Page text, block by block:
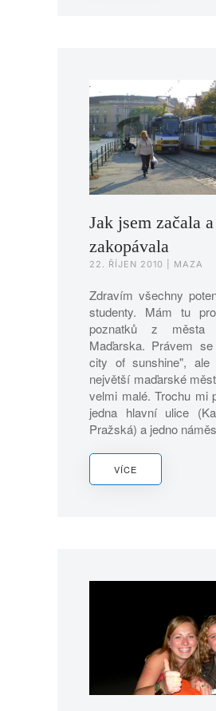
Jak jsem začala
zakopávala
22. ŘÍJEN 2010 | MAZA
Zdravím všechny
studenty. Mám tu
poznatků z
Maďarska. Právem
city of sunshine",
největší maďarské
velmi malé. Trochu mi
jedna hlavní ulice
Pražská) a jedno
VÍCE